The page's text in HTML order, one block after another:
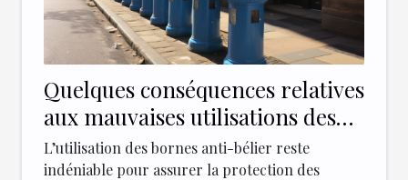
Quelques conséquences relatives
aux mauvaises utilisations des
borne anti-bélier
L’utilisation des bornes anti-bélier reste
indéniable pour assurer la protection des